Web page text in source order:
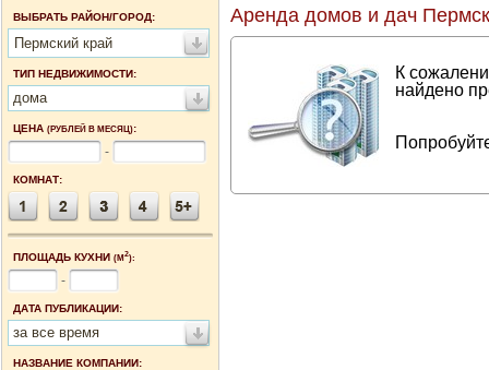
ВЫБРАТЬ РАЙОН/ГОРОД:
Пермский край
ТИП НЕДВИЖИМОСТИ:
дома
ЦЕНА (РУБЛЕЙ В МЕСЯЦ):
-
КОМНАТ:
ПЛОЩАДЬ КУХНИ (М2):
-
ДАТА ПУБЛИКАЦИИ:
за все время
НАЗВАНИЕ КОМПАНИИ:
Аренда домов и дач
К
найдено